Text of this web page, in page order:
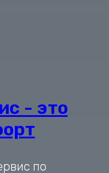
- это
по